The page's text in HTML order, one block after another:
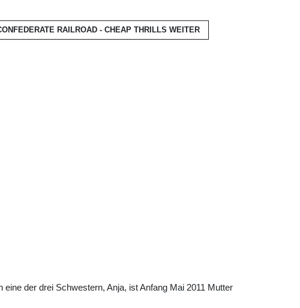
RAILROAD - CHEAP THRILLS WEITER
der drei Schwestern, Anja, ist Anfang Mai 2011 Mutter